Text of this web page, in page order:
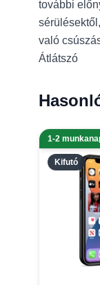
további
való
Átlátszó
Kifutó
1-2